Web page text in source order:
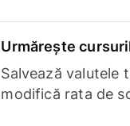
Urmărește
Salvează valutele
modifică rata de